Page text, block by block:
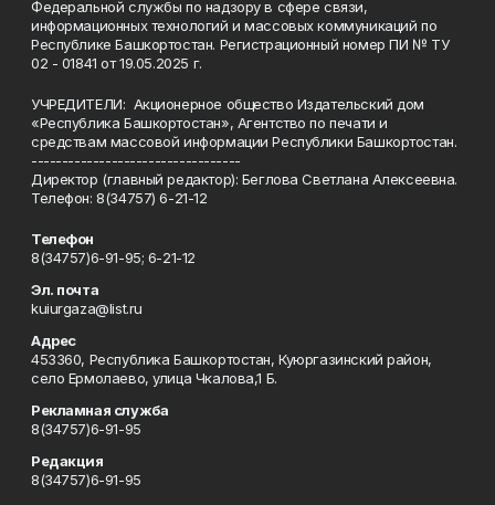
Федеральной службы по надзору в сфере связи,
информационных технологий и массовых коммуникаций по
Республике Башкортостан. Регистрационный номер ПИ № ТУ
02 - 01841 от 19.05.2025 г.
УЧРЕДИТЕЛИ: Акционерное общество Издательский дом
«Республика Башкортостан», Агентство по печати и
средствам массовой информации Республики Башкортостан.
----------------------------------
Директор (главный редактор): Беглова Светлана Алексеевна.
Телефон: 8(34757) 6-21-12
Телефон
8(34757)6-91-95; 6-21-12
Эл. почта
kuiurgaza@list.ru
Адрес
453360, Республика Башкортостан, Куюргазинский район,
село Ермолаево, улица Чкалова,1 Б.
Рекламная служба
8(34757)6-91-95
Редакция
8(34757)6-91-95